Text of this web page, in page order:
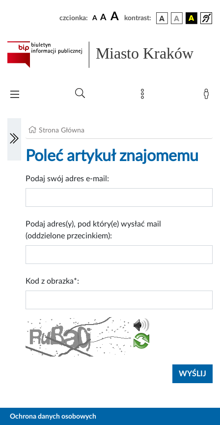
czcionka: A A A kontrast:
Miasto Kraków
Strona Główna
Poleć artykuł znajomemu
Podaj swój adres e-mail:
Podaj adres(y), pod który(e) wysłać mail
(oddzielone przecinkiem):
Kod z obrazka*:
Ochrona danych osobowych